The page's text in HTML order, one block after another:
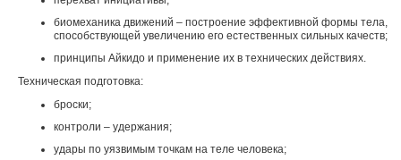
биомеханика движений – построение эффективной формы тела,
способствующей увеличению его естественных сильных качеств;
принципы Айкидо и применение их в технических действиях.
Техническая подготовка:
броски;
контроли – удержания;
удары по уязвимым точкам на теле человека;